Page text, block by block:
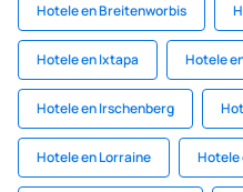
Hotele en Breitenworbis
Hotele en Ixtapa Hotele
Hotele en Irschenberg
Hotele en Lorraine Hotele